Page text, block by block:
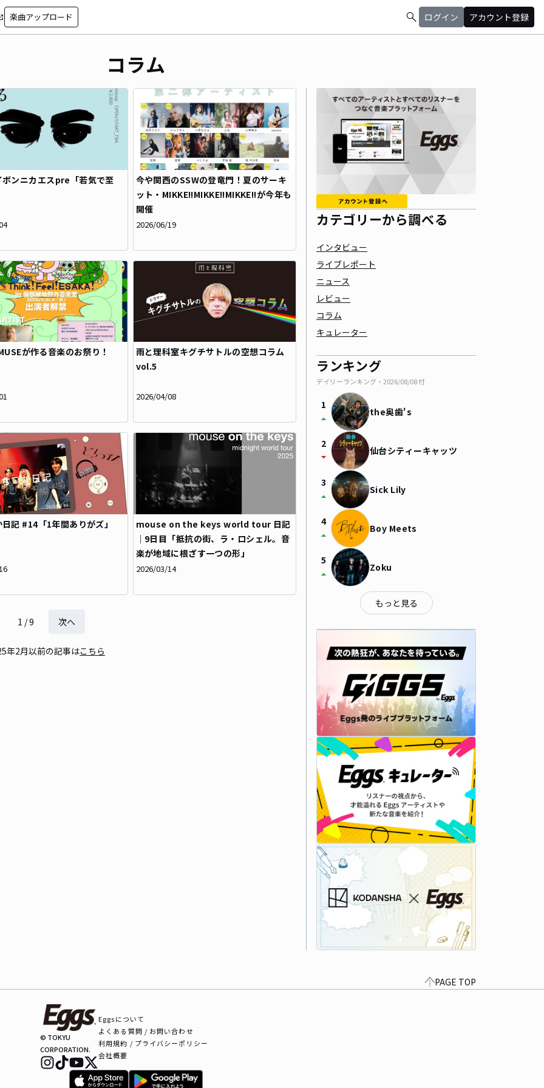
楽曲アップロード search ログイン アカウント登録
コラム
ボンニカエスpre「若気で至
今や関西のSSWの登竜門！夏のサーキ
ット・MIKKE!!MIKKE!!MIKKE!!が今年も
開催
2026/06/19
が作る音楽のお祭り！
雨と理科室キグチサトルの空想コラム
vol.5
2026/04/08
記 #14「1年間ありがズ」
mouse on the keys world tour 日記
｜9日目「抵抗の街、ラ・ロシェル。音
楽が地域に根ざす一つの形」
2026/03/14
1 /9 次へ
年2月以前の記事はこちら
カテゴリーから調べる
インタビュー
ライブレポート
ニュース
レビュー
コラム
キュレーター
ランキング
デイリーランキング・ 2026/08/08付
1
arrow_drop_up the奥歯's
2
arrow_drop_down 仙台シティーキャッツ
3
arrow_drop_up Sick Lily
4
arrow_drop_up Boy Meets
5
arrow_drop_up Zoku
もっと見る
PAGE TOP
© TOKYU
CORPORATION.
Eggsについて
よくある質問 / お問い合わせ
利用規約 / プライバシーポリシー
会社概要